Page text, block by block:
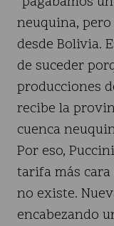
neuquina,
desde Bolivia.
de suceder
producciones
recibe la
cuenca
Por eso,
tarifa más
no existe.
encabezando